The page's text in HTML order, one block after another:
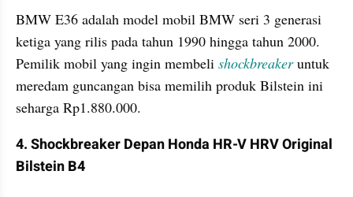
BMW E36 adalah model mobil BMW seri 3 generasi
ketiga yang rilis pada tahun 1990 hingga tahun 2000.
Pemilik mobil yang ingin membeli shockbreaker untuk
meredam guncangan bisa memilih produk Bilstein ini
seharga Rp1.880.000.
4. Shockbreaker Depan Honda HR-V HRV Original
Bilstein B4